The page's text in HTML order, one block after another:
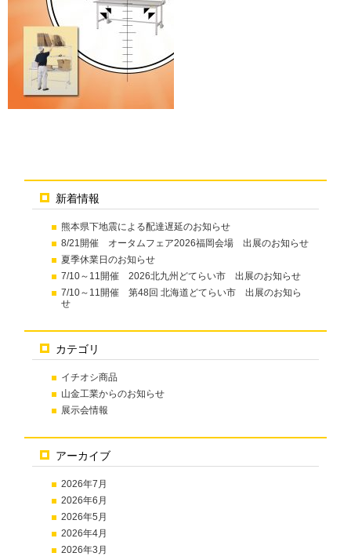
新着情報
熊本県下地震による配達遅延のお知らせ
8/21開催 オータムフェア2026福岡会場 出展のお知らせ
夏季休業日のお知らせ
7/10～11開催 2026北九州どてらい市 出展のお知らせ
7/10～11開催 第48回 北海道どてらい市 出展のお知ら
せ
カテゴリ
イチオシ商品
山金工業からのお知らせ
展示会情報
アーカイブ
2026年7月
2026年6月
2026年5月
2026年4月
2026年3月